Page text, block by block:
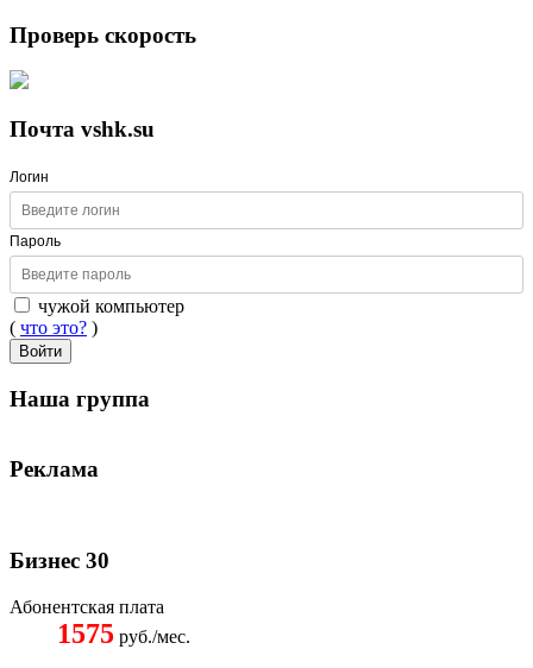
Проверь скорость
Почта vshk.su
Логин
Пароль
чужой компьютер
( что это? )
Войти
Наша группа
Реклама
Бизнес 30
Абонентская плата
1575 руб./мес.